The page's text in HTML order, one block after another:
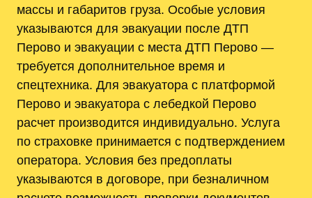
массы и габаритов груза. Особые условия
указываются для эвакуации после ДТП
Перово и эвакуации с места ДТП Перово —
требуется дополнительное время и
спецтехника. Для эвакуатора с платформой
Перово и эвакуатора с лебедкой Перово
расчет производится индивидуально. Услуга
по страховке принимается с подтверждением
оператора. Условия без предоплаты
указываются в договоре, при безналичном